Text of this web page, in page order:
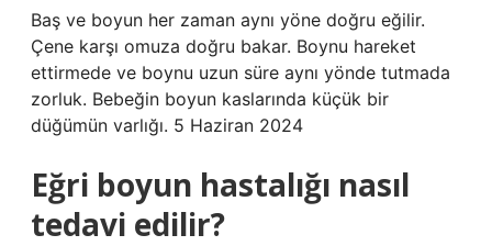
Baş ve boyun her zaman aynı yöne doğru eğilir.
Çene karşı omuza doğru bakar. Boynu hareket
ettirmede ve boynu uzun süre aynı yönde tutmada
zorluk. Bebeğin boyun kaslarında küçük bir
düğümün varlığı. 5 Haziran 2024
Eğri boyun hastalığı nasıl
tedavi edilir?